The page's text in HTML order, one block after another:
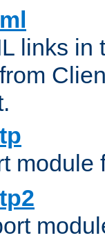
links in
module